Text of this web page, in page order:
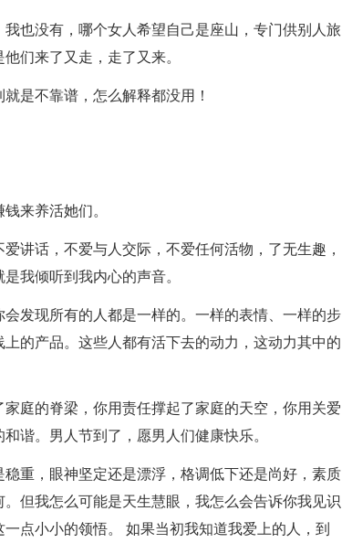
也没有，哪个女人希望自己是座山，专门供别人旅
们来了又走，走了又来。
是不靠谱，怎么解释都没用！
来养活她们。
讲话，不爱与人交际，不爱任何活物，了无生趣，
我倾听到我内心的声音。
发现所有的人都是一样的。一样的表情、一样的步
的产品。这些人都有活下去的动力，这动力其中的
庭的脊梁，你用责任撑起了家庭的天空，你用关爱
谐。男人节到了，愿男人们健康快乐。
重，眼神坚定还是漂浮，格调低下还是尚好，素质
但我怎么可能是天生慧眼，我怎么会告诉你我见识
点小小的领悟。 如果当初我知道我爱上的人，到